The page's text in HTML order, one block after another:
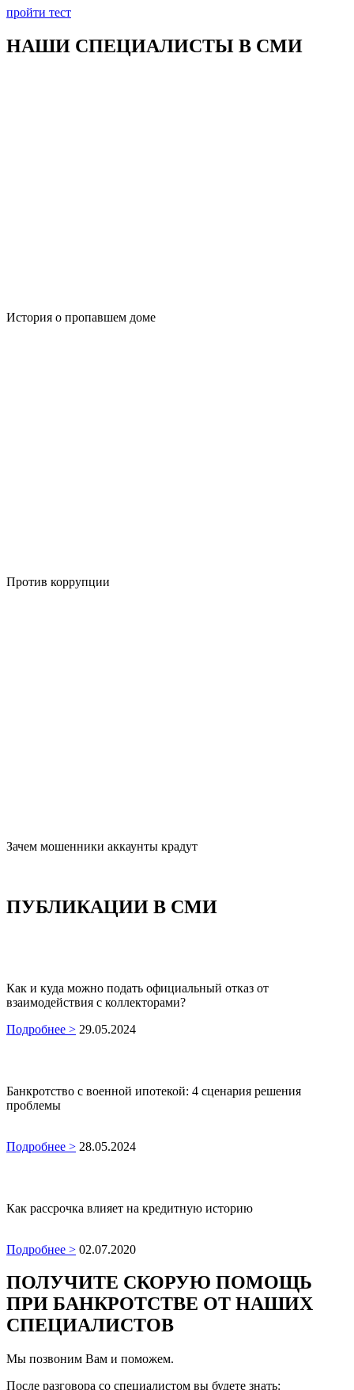
пройти тест
НАШИ СПЕЦИАЛИСТЫ В СМИ
История о пропавшем доме
Против коррупции
Зачем мошенники аккаунты крадут
ПУБЛИКАЦИИ В СМИ
Как и куда можно подать официальный отказ от
взаимодействия с коллекторами?
Подробнее > 29.05.2024
Банкротство с военной ипотекой: 4 сценария решения
проблемы
Подробнее > 28.05.2024
Как рассрочка влияет на кредитную историю
Подробнее > 02.07.2020
ПОЛУЧИТЕ СКОРУЮ ПОМОЩЬ
ПРИ БАНКРОТСТВЕ ОТ НАШИХ
СПЕЦИАЛИСТОВ
Мы позвоним Вам и поможем.
После разговора со специалистом вы будете знать: